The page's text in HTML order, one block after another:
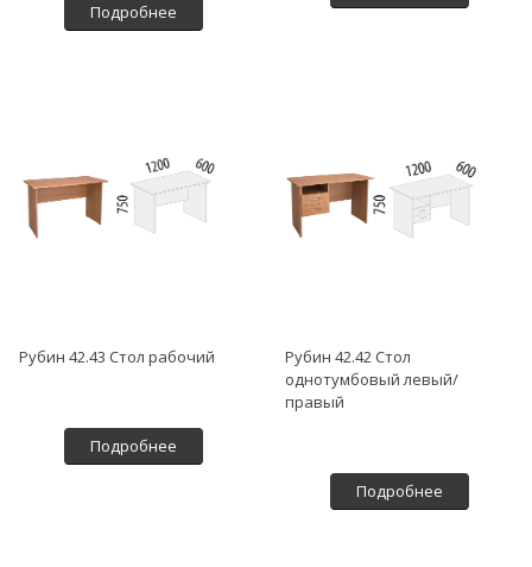
Подробнее
Рубин 42.43 Стол рабочий
Подробнее
Рубин 42.42 Стол
однотумбовый левый/
правый
Подробнее